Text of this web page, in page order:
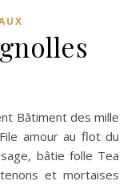
amour au flot du
bâtie folle Tea
et mortaises